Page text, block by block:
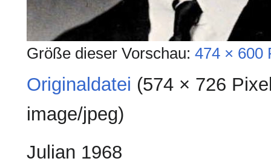
Größe dieser Vorschau: 474 × 600
Originaldatei (574 × 726
image/jpeg)
Julian 1968